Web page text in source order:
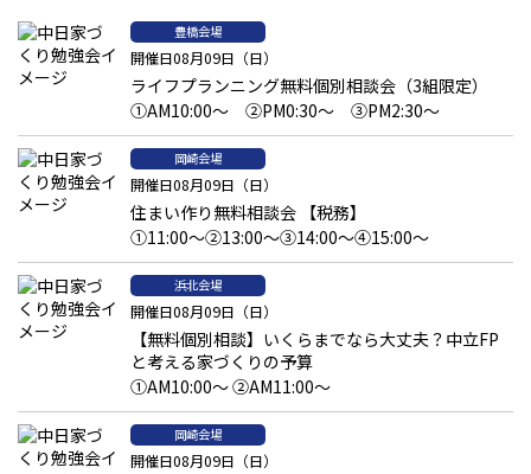
豊橋会場
開催日08月09日（日）
ライフプランニング無料個別相談会（3組限定）
①AM10:00～ ②PM0:30～ ③PM2:30～
岡崎会場
開催日08月09日（日）
住まい作り無料相談会 【税務】
①11:00～②13:00～③14:00～④15:00～
浜北会場
開催日08月09日（日）
【無料個別相談】いくらまでなら大丈夫？中立FP
と考える家づくりの予算
①AM10:00～ ②AM11:00～
岡崎会場
開催日08月09日（日）